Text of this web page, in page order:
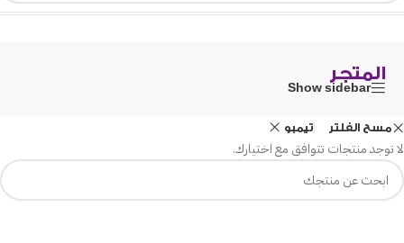
الرئيسية/المتجر
المتجر
Show sidebar
مسح الفلتر تيمبو
لا توجد منتجات تتوافق مع اختيارك.